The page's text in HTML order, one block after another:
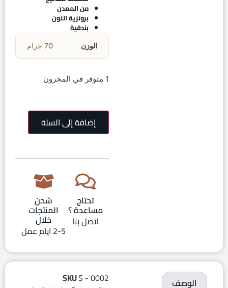
من المعدن
برونزية اللون
بندقية
الوزن 70 جرام
1 متوفر في المخزون
إضافة إلى السلة
تحتاج
مساعدة ؟
اتصل بنا
شحن
المنتجات
خلال
2-5 ايام عمل
الوصف
SKUS - 0002